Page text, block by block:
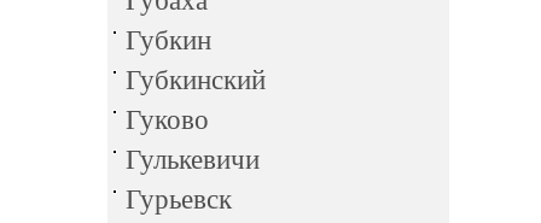
Губкин
Губкинский
Гуково
Гулькевичи
Гурьевск